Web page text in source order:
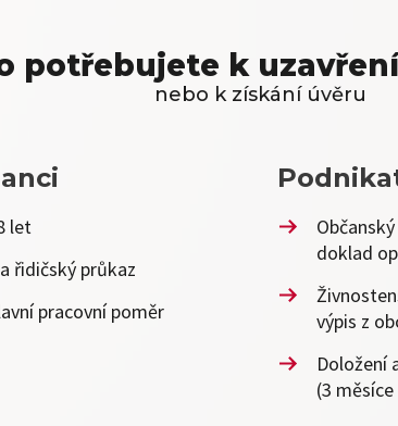
potřebujete k
nebo k získání úvěru
let
řidičský průkaz
pracovní poměr
doklad
výpis z
Doložení
(3